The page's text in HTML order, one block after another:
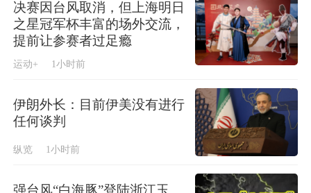
决赛因台风取消，但上海明日
之星冠军杯丰富的场外交流，
提前让参赛者过足瘾
运动+ 1小时前
伊朗外长：目前伊美没有进行
任何谈判
纵览 1小时前
强台风“白海豚”登陆浙江玉